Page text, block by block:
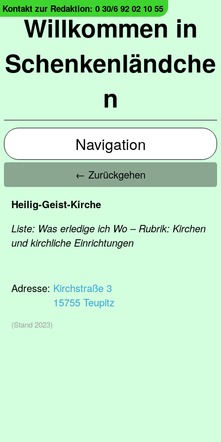
Willkommen in
Schenkenländche
n
Kontakt zur Redaktion: 0 30/6 92 02 10 55
Navigation
← Zurückgehen
Heilig-Geist-Kirche
Liste: Was erledige ich Wo – Rubrik: Kirchen
und kirchliche Einrichtungen
Adresse: Kirchstraße 3
15755 Teupitz
(Stand 2023)